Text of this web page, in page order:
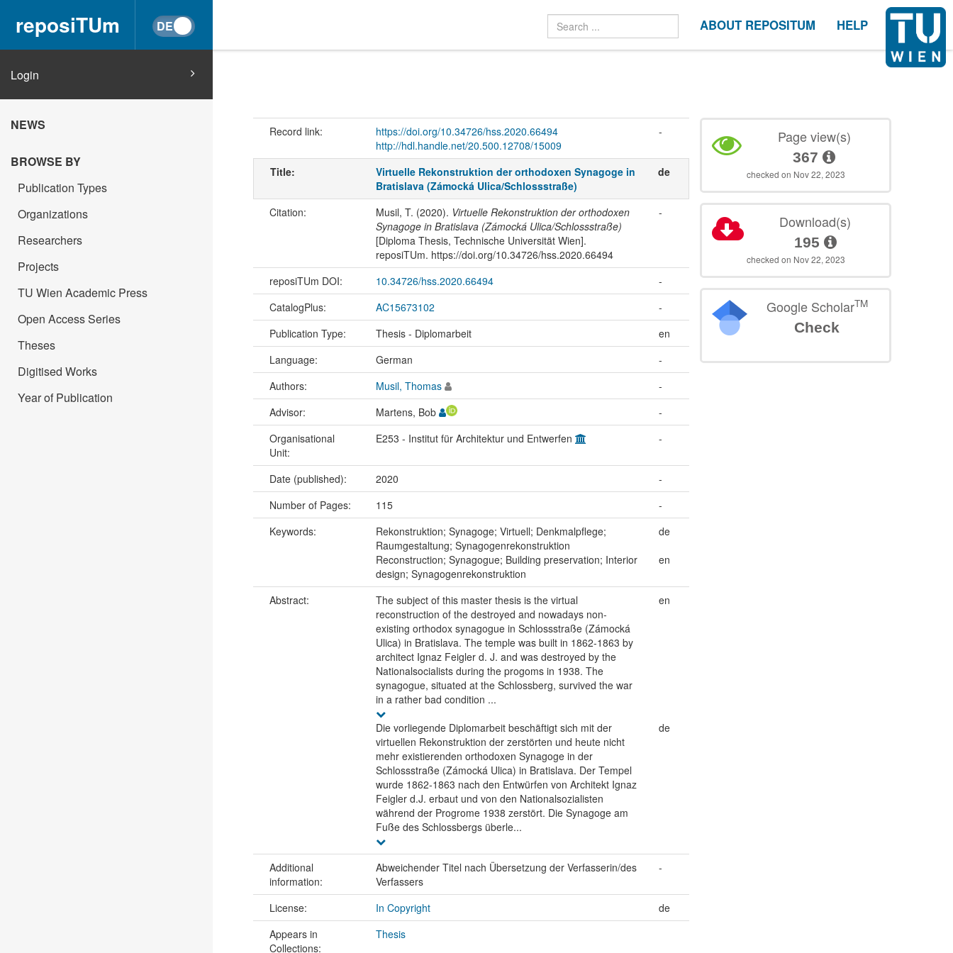
reposiTUm ABOUT REPOSITUM HELP
Login
NEWS
BROWSE BY
Publication Types
Organizations
Researchers
Projects
TU Wien Academic Press
Open Access Series
Theses
Digitised Works
Year of Publication
Record link:
https://doi.org/10.34726/hss.2020.66494
http://hdl.handle.net/20.500.12708/15009
-
Title:
Virtuelle Rekonstruktion der orthodoxen Synagoge in
Bratislava (Zámocká Ulica/Schlossstraße)
de
Citation: Musil, T. (2020). Virtuelle Rekonstruktion der orthodoxen
Synagoge in Bratislava (Zámocká Ulica/Schlossstraße)
[Diploma Thesis, Technische Universität Wien].
reposiTUm. https://doi.org/10.34726/hss.2020.66494
-
reposiTUm DOI: 10.34726/hss.2020.66494
-
CatalogPlus:
AC15673102
-
Publication Type:
Thesis - Diplomarbeit
en
Language:
German
-
Authors:
Musil, Thomas
-
Advisor:
Martens, Bob
-
Organisational
Unit:
E253 - Institut für Architektur und Entwerfen -
Date (published): 2020
-
Number of Pages:
115
-
Keywords:
Rekonstruktion; Synagoge; Virtuell; Denkmalpflege;
Raumgestaltung; Synagogenrekonstruktion
de
Reconstruction; Synagogue; Building preservation; Interior
design; Synagogenrekonstruktion
en
Abstract:
The subject of this master thesis is the virtual
reconstruction of the destroyed and nowadays non-
existing orthodox synagogue in Schlossstraße (Zámocká
Ulica) in Bratislava. The temple was built in 1862-1863 by
architect Ignaz Feigler d. J. and was destroyed by the
Nationalsocialists during the progoms in 1938. The
synagogue, situated at the Schlossberg, survived the war
in a rather bad condition ...
en
Die vorliegende Diplomarbeit beschäftigt sich mit der
virtuellen Rekonstruktion der zerstörten und heute nicht
mehr existierenden orthodoxen Synagoge in der
Schlossstraße (Zámocká Ulica) in Bratislava. Der Tempel
wurde 1862-1863 nach den Entwürfen von Architekt Ignaz
Feigler d.J. erbaut und von den Nationalsozialisten
während der Progrome 1938 zerstört. Die Synagoge am
Fuße des Schlossbergs überle...
de
Additional
information:
Abweichender Titel nach Übersetzung der Verfasserin/des
Verfassers
-
License: In Copyright
de
Appears in
Collections:
Thesis
Page view(s)
367
checked on Nov 22, 2023
Download(s)
195
checked on Nov 22, 2023
Google ScholarTM
Check